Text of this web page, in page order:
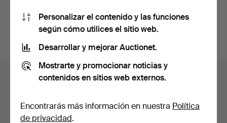
Navegación
pie
Ayuda y contacto
Todas las casas de subastas
Personalizar el contenido y las funciones
según cómo utilices el sitio web.
Desarrollar y mejorar Auctionet.
Mostrarte y promocionar noticias y
contenidos en sitios web externos.
Encontrarás más información en nuestra Política
de privacidad.